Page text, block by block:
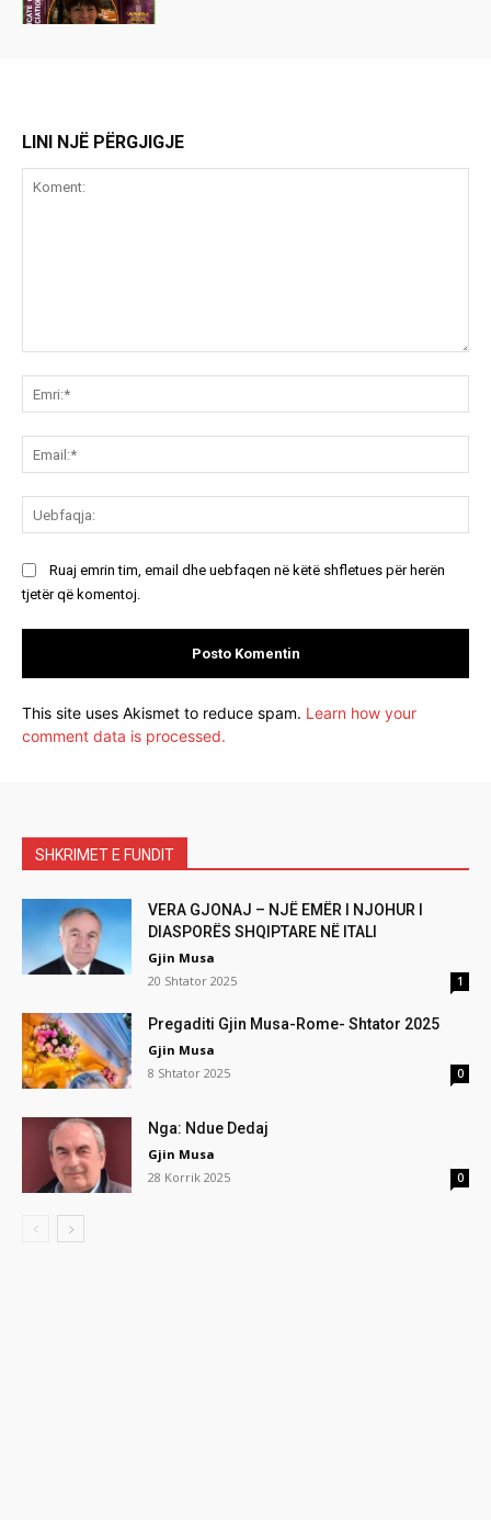
LINI NJË PËRGJIGJE
Ruaj emrin tim, email dhe uebfaqen në këtë shfletues për herën
tjetër që komentoj.
This site uses Akismet to reduce spam. Learn how your
comment data is processed.
SHKRIMET E FUNDIT
VERA GJONAJ – NJË EMËR I NJOHUR I
DIASPORËS SHQIPTARE NË ITALI
Gjin Musa
20 Shtator 2025
1
Pregaditi Gjin Musa-Rome- Shtator 2025
Gjin Musa
8 Shtator 2025
0
Nga: Ndue Dedaj
Gjin Musa
28 Korrik 2025
0